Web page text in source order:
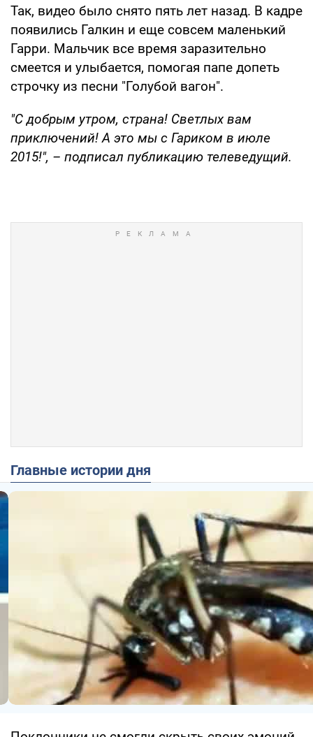
Так, видео было снято пять лет назад. В кадре
появились Галкин и еще совсем маленький
Гарри. Мальчик все время заразительно
смеется и улыбается, помогая папе допеть
строчку из песни "Голубой вагон".
"С добрым утром, страна! Светлых вам
приключений! А это мы с Гариком в июле
2015!", – подписал публикацию телеведущий.
Главные истории дня